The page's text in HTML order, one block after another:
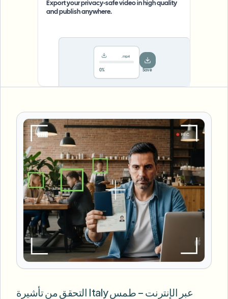
Export your privacy-safe video in high quality
and publish anywhere.
.mp4
78% ···
التحقق من تأشيرة Italy عبر الإنترنت – طمس